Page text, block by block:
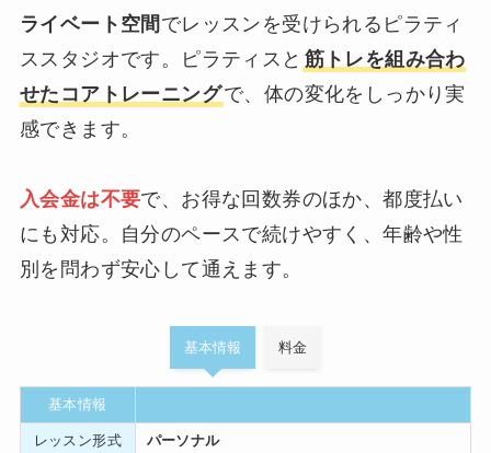
ライベート空間 でレッスンを受けられるピラティ
ススタジオです。ピラティスと 筋トレを組み合わ
せたコアトレーニングで、体の変化をしっかり実
感できます。
入会金は不要で、お得な回数券のほか、都度払い
にも対応。自分のペースで続けやすく、年齢や性
別を問わず安心して通えます。
基本情報 料金
基本情報
レッスン形式 パーソナル